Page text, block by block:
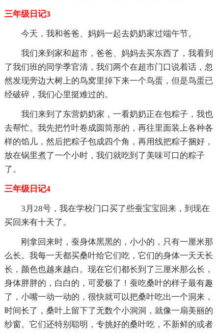
三年级日记3
今天，我和爸爸、妈妈一起去奶奶家过端午节。
我们来到家和超市，爸爸、妈妈去买东西了，我看到
了我们班的同学季官清，我们两个在超市门口说着话，忽
然发现旁边大树上的鸟窝里掉下来一个鸟蛋，但是鸟蛋已
经破碎，我们心里挺难过的。
我们来到了东营奶奶家，一看奶奶正在包粽子，我也
去帮忙。我先把竹叶卷成圆筒形的，再往里面装上各种各
样的馅儿，然后把粽子包成四个角，再用线把粽子捆好，
放在锅里煮了一个小时，我们就吃到了美味可口的粽子
了。
三年级日记4
3月28号，我在学校门口买了些蚕宝宝回来，到现在
买回来有十天了。
刚拿回来时，蚕身体黑黑的，小小的，只有一厘米那
么长。我每一天都买桑叶给它们吃，它们的身体一天天长
长，颜色也越来越白。现在它们都长到了三厘米那么长，
身体胖胖的，白白的，可爱极了！蚕吃桑叶的样子最有趣
了，小嘴一动一动的，很快就可以把桑叶吃出一个洞来，
时间长了，桑叶上留下了无数个小洞洞，就像一扇美丽的
纱窗。它们还特别聪明，专挑好的桑叶吃，不新鲜的或者